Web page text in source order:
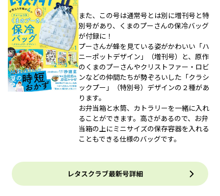
また、この号は通常号とは別に増刊号と特
別号があり、くまのプーさんの保冷バッグ
が付録に！
プーさんが蜂を見ている姿がかわいい「ハ
ニーポットデザイン」（増刊号）と、原作
のくまのプーさんやクリストファー・ロビ
ンなどの仲間たちが勢ぞろいした「クラシ
ックプー」（特別号）デザインの２種があ
ります。
お弁当箱と水筒、カトラリーを一緒に入れ
ることができます。高さがあるので、お弁
当箱の上にミニサイズの保存容器を入れる
こともできる仕様のバッグです。
レタスクラブ最新号詳細